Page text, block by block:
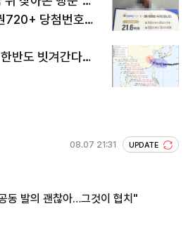
720+ 당첨번호조
반도 빗겨간다…
08.07 21:31 UPDATE
동 발의 괜찮아…그것이 협치"